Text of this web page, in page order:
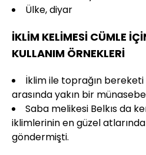
Ülke, diyar
İKLİM KELİMESİ CÜMLE
KULLANIM ÖRNEKLERİ
İklim ile toprağın bereketi
arasında yakın bir
Saba melikesi Belkıs da
iklimlerinin en güzel
göndermişti.